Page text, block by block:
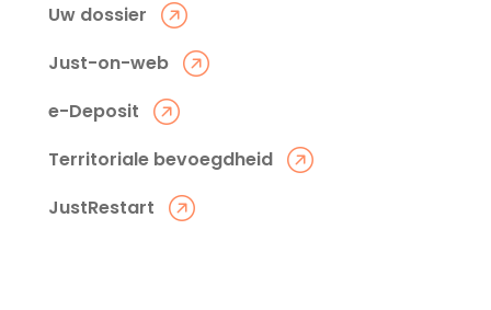
Uw dossier
Just-on-web
e-Deposit
Territoriale bevoegdheid
JustRestart